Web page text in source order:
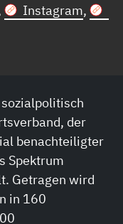
Instagram,
der
benachteiligter
Spektrum
Getragen wird
in 160